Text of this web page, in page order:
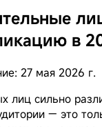
в
27 мая 2026 г.
лиц сильно
— это